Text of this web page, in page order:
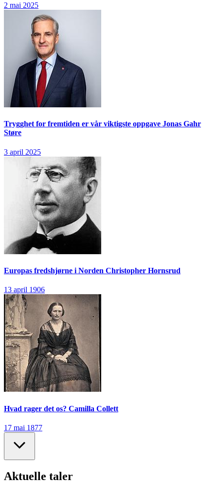
2 mai 2025
Trygghet for fremtiden er vår viktigste oppgave Jonas Gahr
Støre
3 april 2025
Europas fredshjørne i Norden Christopher Hornsrud
13 april 1906
Hvad rager det os? Camilla Collett
17 mai 1877
Aktuelle taler